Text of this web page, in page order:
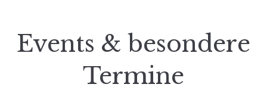
Events & besondere
Termine